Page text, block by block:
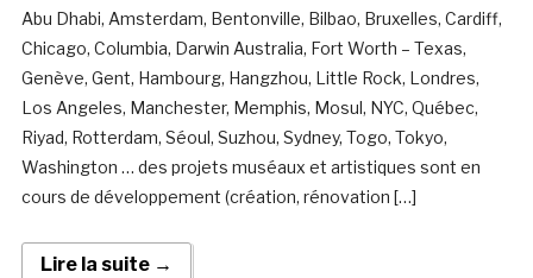
Abu Dhabi, Amsterdam, Bentonville, Bilbao, Bruxelles, Cardiff,
Chicago, Columbia, Darwin Australia, Fort Worth – Texas,
Genève, Gent, Hambourg, Hangzhou, Little Rock, Londres,
Los Angeles, Manchester, Memphis, Mosul, NYC, Québec,
Riyad, Rotterdam, Séoul, Suzhou, Sydney, Togo, Tokyo,
Washington … des projets muséaux et artistiques sont en
cours de développement (création, rénovation […]
Lire la suite →